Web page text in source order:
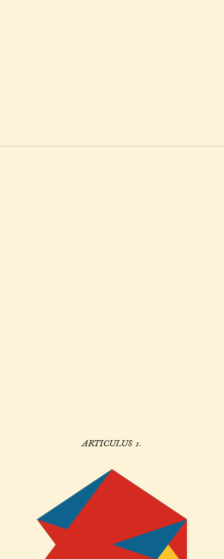
ARTICULUS 1.